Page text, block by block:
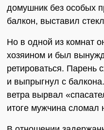
домушник без особых
балкон, выставил
Но в одной из комнат
хозяином и был
ретироваться. Парень
и выпрыгнул с
ветра вырвал
итоге мужчина сломал